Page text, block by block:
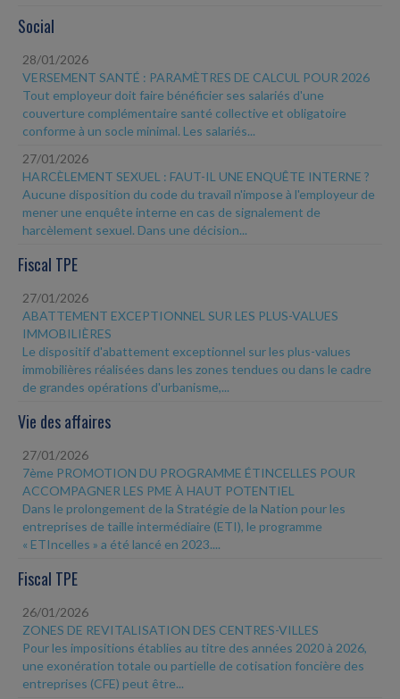
Social
28/01/2026
VERSEMENT SANTÉ : PARAMÈTRES DE CALCUL POUR 2026
Tout employeur doit faire bénéficier ses salariés d'une
couverture complémentaire santé collective et obligatoire
conforme à un socle minimal. Les salariés...
27/01/2026
HARCÈLEMENT SEXUEL : FAUT-IL UNE ENQUÊTE INTERNE ?
Aucune disposition du code du travail n'impose à l'employeur de
mener une enquête interne en cas de signalement de
harcèlement sexuel. Dans une décision...
Fiscal TPE
27/01/2026
ABATTEMENT EXCEPTIONNEL SUR LES PLUS-VALUES
IMMOBILIÈRES
Le dispositif d'abattement exceptionnel sur les plus-values
immobilières réalisées dans les zones tendues ou dans le cadre
de grandes opérations d'urbanisme,...
Vie des affaires
27/01/2026
7ème PROMOTION DU PROGRAMME ÉTINCELLES POUR
ACCOMPAGNER LES PME À HAUT POTENTIEL
Dans le prolongement de la Stratégie de la Nation pour les
entreprises de taille intermédiaire (ETI), le programme
« ETIncelles » a été lancé en 2023....
Fiscal TPE
26/01/2026
ZONES DE REVITALISATION DES CENTRES-VILLES
Pour les impositions établies au titre des années 2020 à 2026,
une exonération totale ou partielle de cotisation foncière des
entreprises (CFE) peut être...